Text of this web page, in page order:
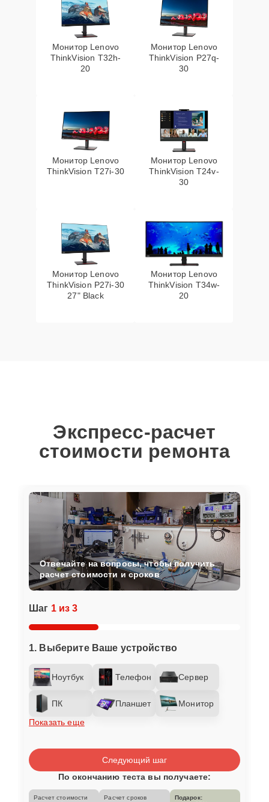
Монитор Lenovo
ThinkVision T32h-
20
Монитор Lenovo
ThinkVision P27q-
30
Монитор Lenovo
ThinkVision T27i-30
Монитор Lenovo
ThinkVision T24v-
30
Монитор Lenovo
ThinkVision P27i-30
27" Black
Монитор Lenovo
ThinkVision T34w-
20
Экспресс-расчет
стоимости ремонта
Шаг 1 из 3
1. Выберите Ваше устройство
Ноутбук Телефон Сервер
ПК Планшет
Монитор
Показать еще
Отвечайте на вопросы, чтобы получить
расчет стоимости и сроков
Следующий шаг
По окончанию теста вы получаете:
Расчет стоимости
Расчет сроков
Подарок: